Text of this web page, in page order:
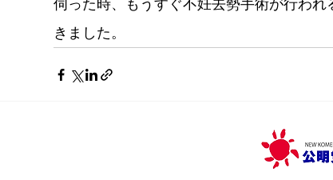
伺った時、もうすぐ不妊去勢手術が行わ
きました。